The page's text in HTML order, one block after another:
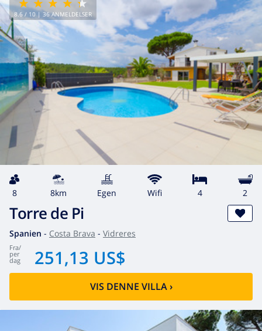
8.6 / 10 | 36 ANMELDELSER
8 8km egen wifi 4 2
Torre de Pi
Spanien - Costa Brava - Vidreres
fra/
per
dag 251,13 US$
VIS DENNE VILLA›